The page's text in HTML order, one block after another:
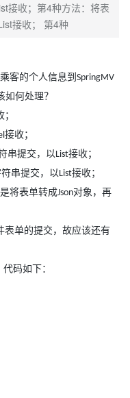
接收；第4种方法：将表
接收； 第4种
客的个人信息到 SpringMV
如何处理？
接收；
串提交，以List接收；
符串提交，以List接收；
将表单转成Json对象，再
表单的提交，故应该还有
码如下：